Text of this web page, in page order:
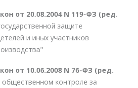
от 20.08.2004 N 119-ФЗ (ред.
защите
и иных участников
от 10.06.2008 N 76-ФЗ (ред.
контроле за